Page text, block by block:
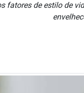
fatores de estilo de